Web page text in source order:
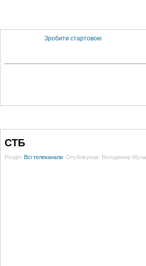
Зробити стартовою
СТБ
Розділ: Всі телеканали Опублікував: Володимир Мула